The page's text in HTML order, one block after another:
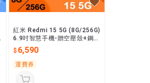
紅米 Redmi 15 5G (8G/256G)
6.9吋智慧手機-贈空壓殼+鋼化
保貼+掛繩+韓版包+支架+噴
劑6,590
運費券